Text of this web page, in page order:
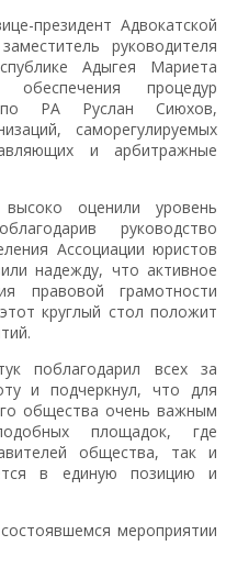
президент Адвокатской
руководителя
Адыгея Мариета
процедур
РА Руслан Сиюхов,
саморегулируемых
и арбитражные
оценили уровень
руководство
Ассоциации юристов
надежду, что активное
правовой грамотности
круглый стол положит
поблагодарил всех за
и подчеркнул, что для
общества очень важным
площадок, где
общества, так и
в единую позицию и
мероприятии